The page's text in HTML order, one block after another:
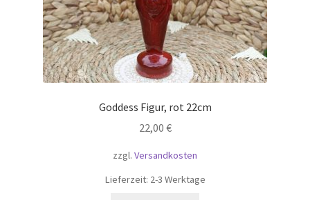
Goddess Figur, rot 22cm
22,00 €
zzgl. Versandkosten
Lieferzeit: 2-3 Werktage